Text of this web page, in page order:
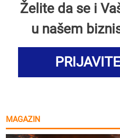
Želite da se i
u našem
MAGAZIN